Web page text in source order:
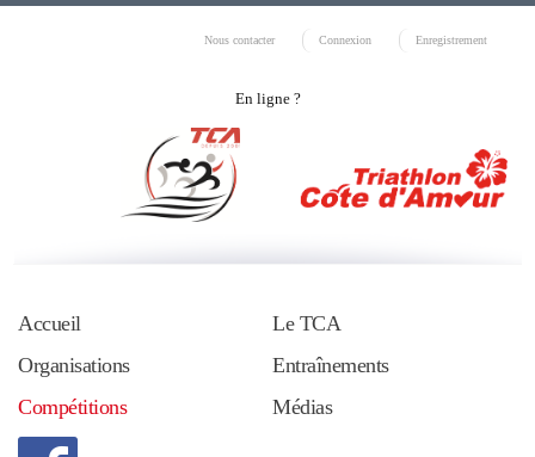
Nous contacter Connexion Enregistrement
En ligne ?
Accueil
Le TCA
Organisations
Entraînements
Compétitions
Médias